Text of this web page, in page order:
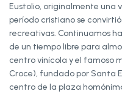
Eustolio, originalmente una
período cristiano se
recreativas. Continuamos
de un tiempo libre para
centro vinícola y el famoso
Croce), fundado por Santa
centro de la plaza